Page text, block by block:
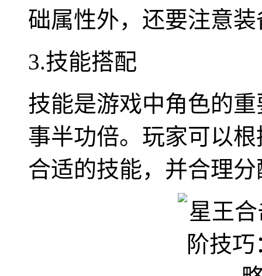
础属性外，还要注意
3.技能搭配
技能是游戏中角色的
事半功倍。玩家可以
合适的技能，并合理